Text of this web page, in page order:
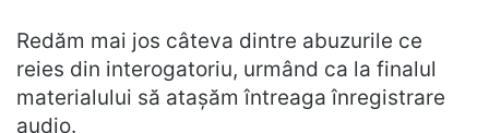
Redăm mai jos câteva dintre abuzurile ce
reies din interogatoriu, urmând ca la finalul
materialului să atașăm întreaga înregistrare
audio.